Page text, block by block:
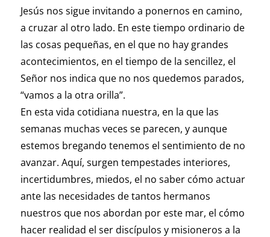
Jesús nos sigue invitando a ponernos en camino,
a cruzar al otro lado. En este tiempo ordinario de
las cosas pequeñas, en el que no hay grandes
acontecimientos, en el tiempo de la sencillez, el
Señor nos indica que no nos quedemos parados,
“vamos a la otra orilla”.
En esta vida cotidiana nuestra, en la que las
semanas muchas veces se parecen, y aunque
estemos bregando tenemos el sentimiento de no
avanzar. Aquí, surgen tempestades interiores,
incertidumbres, miedos, el no saber cómo actuar
ante las necesidades de tantos hermanos
nuestros que nos abordan por este mar, el cómo
hacer realidad el ser discípulos y misioneros a la